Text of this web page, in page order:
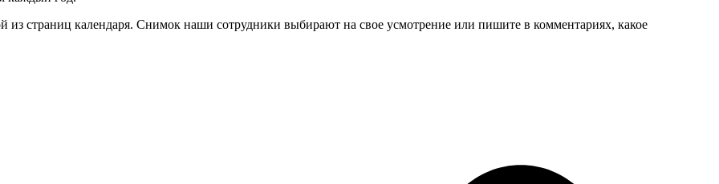
страниц календаря. Снимок наши сотрудники выбирают на свое усмотрение или пишите в комментариях, какое